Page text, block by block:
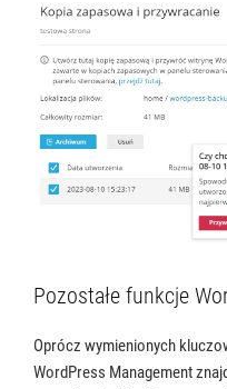
Pozostałe funkcje
Oprócz wymienionych
WordPress Management